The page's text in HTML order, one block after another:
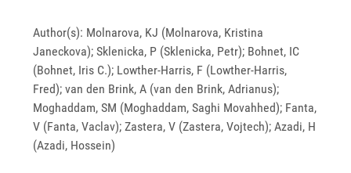
Author(s): Molnarova, KJ (Molnarova, Kristina
Janeckova); Sklenicka, P (Sklenicka, Petr); Bohnet, IC
(Bohnet, Iris C.); Lowther-Harris, F (Lowther-Harris,
Fred); van den Brink, A (van den Brink, Adrianus);
Moghaddam, SM (Moghaddam, Saghi Movahhed); Fanta,
V (Fanta, Vaclav); Zastera, V (Zastera, Vojtech); Azadi, H
(Azadi, Hossein)